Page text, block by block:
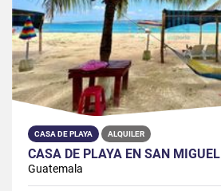
CASA DE PLAYA ALQUILER
CASA DE PLAYA EN SAN MIGUEL
Guatemala